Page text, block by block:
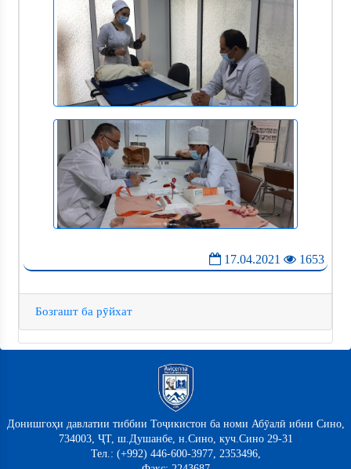
17.04.2021 1653
Бозгашт ба рӯйхат
Донишгоҳи давлатии тиббии Тоҷикистон ба номи Абӯалӣ ибни Сино,
734003, ҶТ, ш.Душанбе, н.Сино, куч.Сино 29-31
Тел.: (+992) 446-600-3977, 2353496,